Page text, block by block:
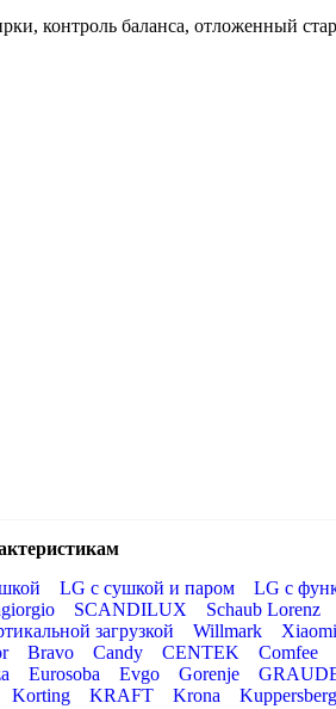
контроль баланса, отложенный
LG с сушкой и паром LG с
SCANDILUX Schaub Lorenz
загрузкой Willmark Xiaomi
Bravo Candy CENTEK Comfee
Eurosoba Evgo Gorenje
Korting KRAFT Krona Kuppersberg